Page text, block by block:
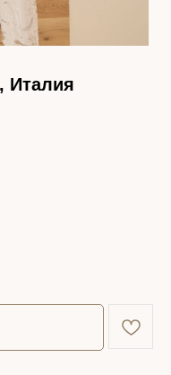
Италия